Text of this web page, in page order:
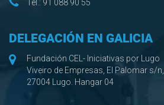
Tel.: 91 088 90 55
DELEGACIÓN EN GALICIA
Fundación CEL- Iniciativas por Lugo
Viveiro de Empresas, El Palomar s/n,
27004 Lugo. Hangar 04